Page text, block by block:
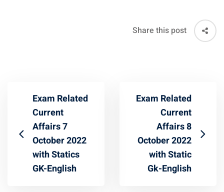
Share this post
Exam Related
Current
Affairs 7
October 2022
with Statics
GK-English
Exam Related
Current
Affairs 8
October 2022
with Static
Gk-English